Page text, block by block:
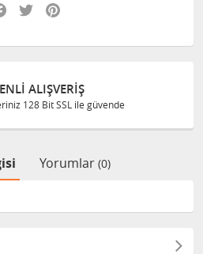
Facebook
Twitter
ALIŞVERIŞ
128 Bit SSL ile güvende
Yorumlar (0)